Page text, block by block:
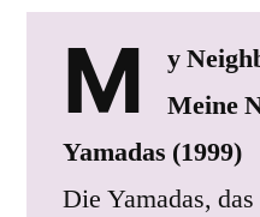
M
y
Meine
Yamadas (1999)
Die Yamadas,